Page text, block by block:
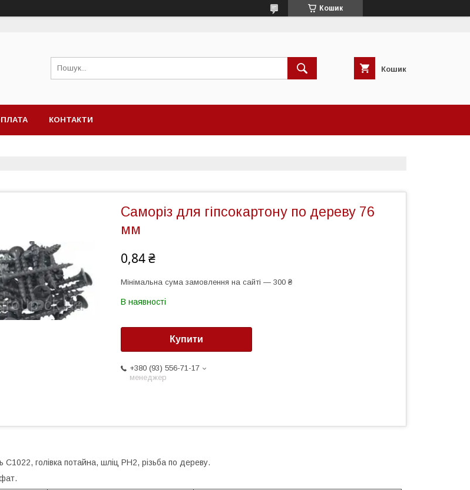
Кошик
Кошик
КОНТАКТИ
Саморіз для гіпсокартону по дереву 76
мм
0,84 ₴
Мінімальна сума замовлення на сайті — 300 ₴
В наявності
Купити
+380 (93) 556-71-17
менеджер
C1022, голівка потайна, шліц PH2, різьба по дереву.